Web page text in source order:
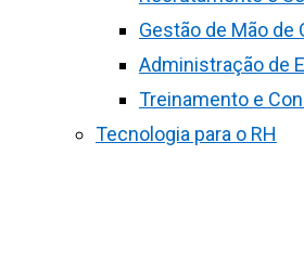
Gestão de Mão de
Administração de
Treinamento e
Tecnologia para o RH